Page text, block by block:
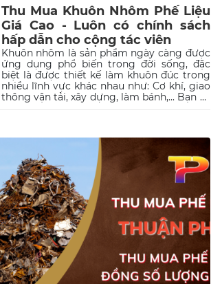
Thu Mua Khuôn Nhôm Phế Liệu
Giá Cao - Luôn có chính sách
hấp dẫn cho cộng tác viên
Khuôn nhôm là sản phẩm ngày càng được
ứng dụng phổ biến trong đời sống, đặc
biệt là được thiết kế làm khuôn đúc trong
nhiều lĩnh vực khác nhau như: Cơ khí, giao
thông vận tải, xây dựng, làm bánh,... Bạn sẽ
mua phế liệu uy tín thì bạn xứng đáng là
một công dân văn minh! Trong bài viết
này, Phế Liệu Thuận Phát rất hân hạnh
được giới thiệu đến quý khách dịch vụ thu
mua phế liệu khuôn nhôm trên phạm vi
toàn quốc của chúng tôi với mức giá cao
nhất trên thị trường, song song đó là chính
sách hoa hồng cực hấp dẫn đối với các
cộng tác viên. Hãy cùng tìm hiểu ngay!